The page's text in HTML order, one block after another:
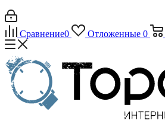
Сравнение0 Отложенные 0